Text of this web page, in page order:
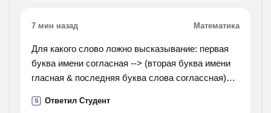
7 мин назад Математика
Для какого слово ложно высказывание: первая
буква имени согласная --> (вторая буква имени
гласная & последняя буква слова соглассная)?
4)парад
S Ответил Студент